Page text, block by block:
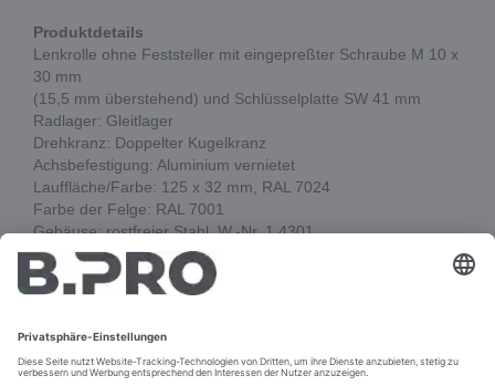
Produktdetails
Lenkrolle ohne Feststeller mit eingepreßter Schraube M 10 x
30 mm
(15,5 mm überstehend) und Schlüsselplatte SW 41 mm
Radlager: Gleitlager
Drehkranz: Doppelter Kugelkranz
Achsbefestigung: Aluminium vernietet
Lauffläche/Farbe: 125 x 32 mm, RAL 7024
Farbe der Felge: RAL 7001
Gehäuse: rostfreier Stahl, W.-Nr. 1.4301,
Eigenschaften Lauffläche: weiches TPR,
63 Shore, spurlos, Tragkraft: 90 kg
In den Warenkorb